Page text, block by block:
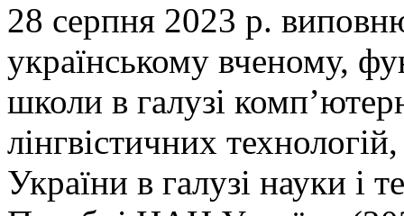
28 серпня 2023 р.
українському вченому,
школи в галузі
лінгвістичних
України в галузі науки і